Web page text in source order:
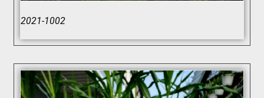
2021-1002